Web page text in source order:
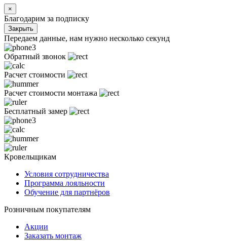
×
Благодарим за подписку
Закрыть
Передаем данные, нам нужно несколько секунд
Обратный звонок
Расчет стоимости
Расчет стоимости монтажа
Бесплатный замер
Кровельщикам
Условия сотрудничества
Программа лояльности
Обучение для партнёров
Розничным покупателям
Акции
Заказать монтаж